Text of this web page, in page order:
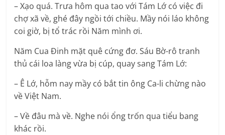
– Xạo quá. Trưa hôm qua tao với Tám Lớ có việc đi
chợ xã về, ghé đây ngồi tới chiều. Mầy nói láo không
coi giờ, bị tổ trác rồi Năm mình ơi.
Năm Cua Đinh mặt quê cứng đơ. Sáu Bờ-rô tranh
thủ cái loa làng vừa bị cúp, quay sang Tám Lớ:
– Ê Lớ, hỗm nay mầy có bắt tin ông Ca-li chừng nào
về Việt Nam.
– Về đâu mà về. Nghe nói ổng trốn qua tiểu bang
khác rồi.